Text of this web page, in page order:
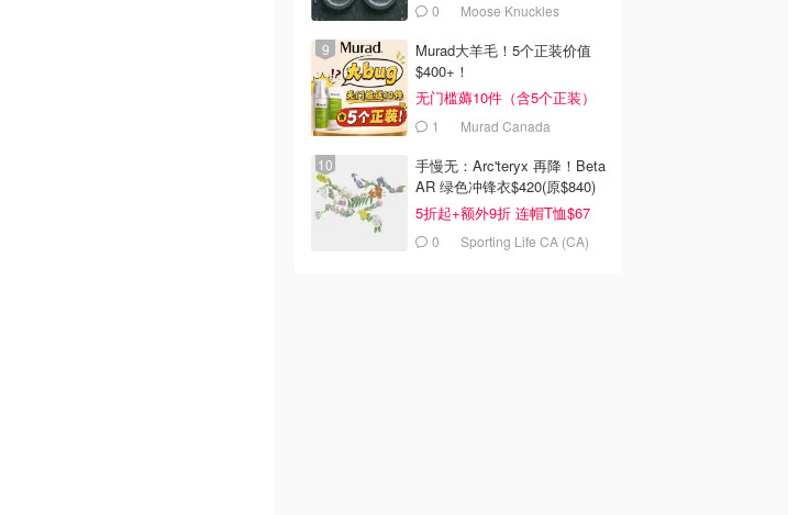
0 Moose Knuckles
Murad大羊毛！5个正装价值
$400+！
无门槛薅10件（含5个正装）
1 Murad Canada
手慢无：Arc'teryx 再降！Beta
AR 绿色冲锋衣$420(原$840)
5折起+额外9折 连帽T恤$67
0 Sporting Life CA (CA)